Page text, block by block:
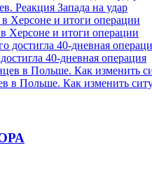
Реакция Запада на удар
Херсоне и итоги операции
40-дневная операция
в Польше. Как изменить